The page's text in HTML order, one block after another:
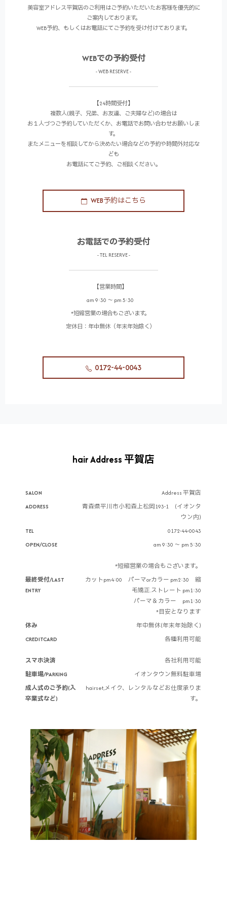
美容室アドレス平賀店のご利用はご予約いただいたお客様を優先的に
ご案内しております。
WEB予約、もしくはお電話にてご予約を受け付けております。
WEBでの予約受付
- WEB RESERVE -
【24時間受付】
複数人(親子、兄弟、お友達、ご夫婦など)の場合は
お１人づつご予約していただくか、お電話でお問い合わせお願いしま
す。
またメニューを相談してから決めたい場合などの予約や時間外対応な
ども
お電話にてご予約、ご相談ください。
WEB予約はこちら
お電話での予約受付
- TEL RESERVE -
【営業時間】
am 9:30 〜 pm 5:30
*短縮営業の場合もございます。
定休日：年中無休（年末年始除く）
0172-44-0043
hair Address 平賀店
SALON
Address 平賀店
ADDRESS
青森県平川市小和森上松岡193-1 (イオンタ
ウン内)
TEL
0172-44-0043
OPEN/CLOSE
am 9:30 ～ pm 5:30
*短縮営業の場合もございます。
最終受付/LAST
ENTRY
カットpm4:00 パーマorカラー pm2:30 縮
毛矯正.ストレート pm1:30
パーマ＆カラー pm1:30
*目安となります
休み
年中無休(年末年始除く)
CREDITCARD
スマホ決済
各種利用可能
各社利用可能
駐車場/PARKING
イオンタウン無料駐車場
成人式のご予約(入
卒業式など)
hairset,メイク、レンタルなどお仕度承りま
す。